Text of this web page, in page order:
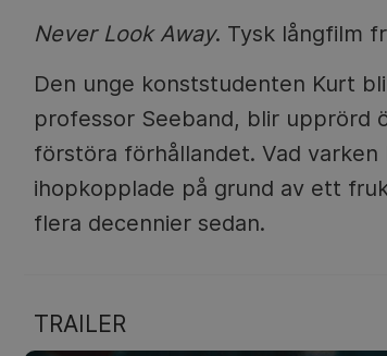
Never Look Away. Tysk långfilm
Den unge konststudenten Kurt
professor Seeband, blir upprörd
förstöra förhållandet. Vad
ihopkopplade på grund av ett
flera decennier sedan.
TRAILER